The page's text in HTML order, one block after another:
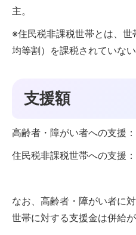
主。
※住民税非課税世帯とは、世
均等割）を課税されていな
支援額
高齢者・障がい者への支援
住民税非課税世帯への支援
なお、高齢者・障がい者に
世帯に対する支援金は併給が